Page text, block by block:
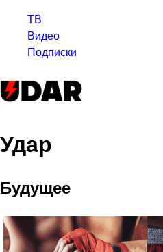
ТВ
Видео
Подписки
Удар
Будущее